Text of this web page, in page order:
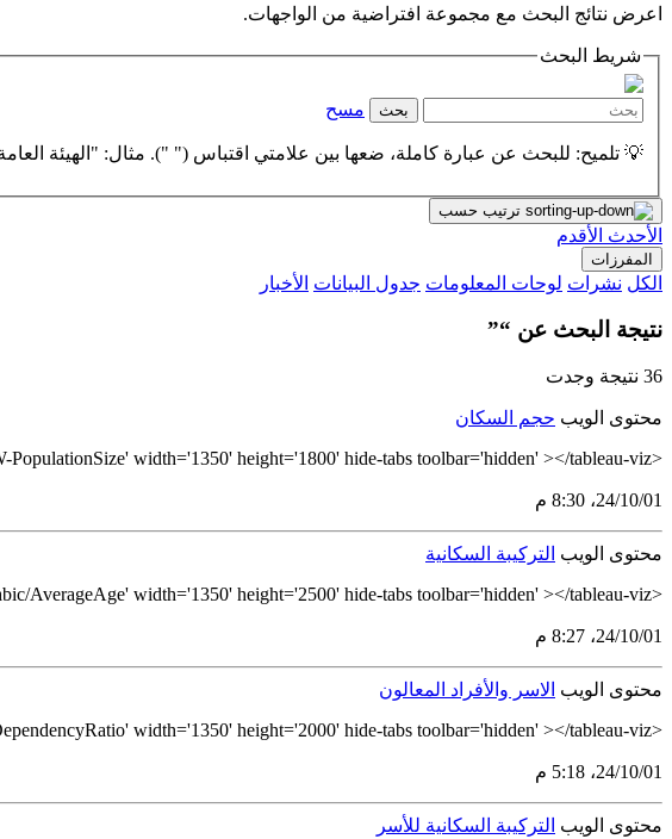
اعرض نتائج البحث مع مجموعة افتراضية من الواجهات.
شريط البحث
بحث مسح
💡 تلميح: للبحث عن عبارة كاملة، ضعها بين علامتي اقتباس (" "). مثال: "الهيئة
ترتيب حسب
الأحدث الأقدم
المفرزات
الكل نشرات لوحات المعلومات جدول البيانات الأخبار
نتيجة البحث عن “”
36 نتيجة وجدت
محتوى الويب حجم السكان
<tableau-viz id='tableau-viz' src='https://tableau.stats.gov.sa/views/PopulationSizeArabic/NW-PopulationSize' width='1350' height='1800' hide-tabs toolbar='hidden' ></tableau-viz>
01‏/10‏/24، 8:30 م
محتوى الويب التركيبة السكانية
<tableau-viz id='tableau-viz' src='https://tableau.stats.gov.sa/views/AgeStructureArabic/AverageAge' width='1350' height='2500' hide-tabs toolbar='hidden' ></tableau-viz>
01‏/10‏/24، 8:27 م
محتوى الويب الاسر والأفراد المعالون
<tableau-viz id='tableau-viz' src='https://tableau.stats.gov.sa/views/DependencyRatioArabic_17298611987410/DependencyRatio' width='1350' height='2000' hide-tabs toolbar='hidden' ></tableau-viz>
01‏/10‏/24، 5:18 م
محتوى الويب التركيبة السكانية للأسر